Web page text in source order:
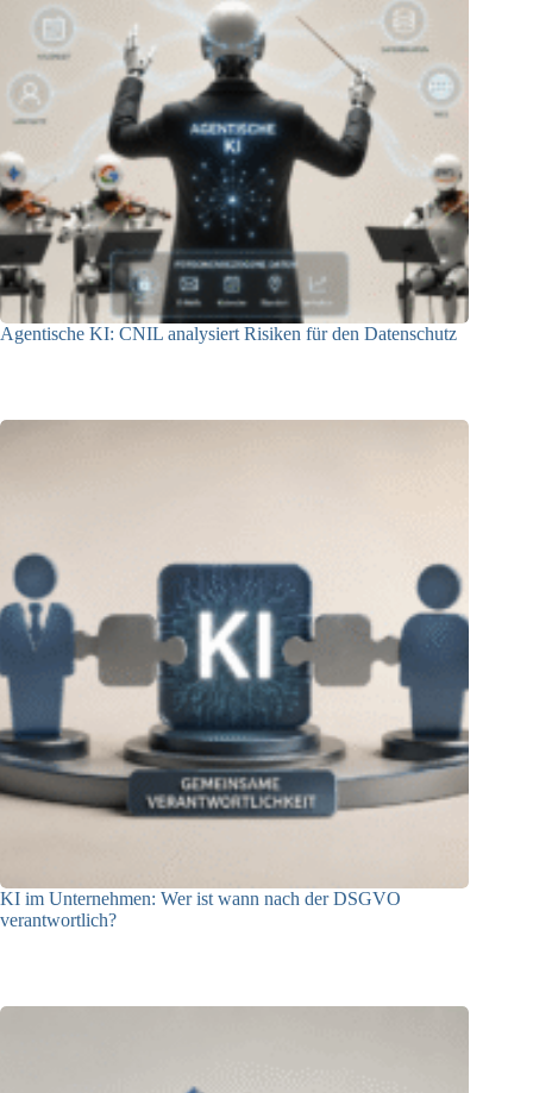
Agentische KI: CNIL analysiert Risiken für den Datenschutz
KI im Unternehmen: Wer ist wann nach der DSGVO
verantwortlich?